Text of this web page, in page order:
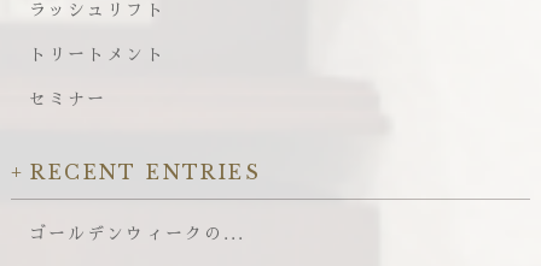
ラッシュリフト
トリートメント
セミナー
RECENT ENTRIES
ゴールデンウィークの...